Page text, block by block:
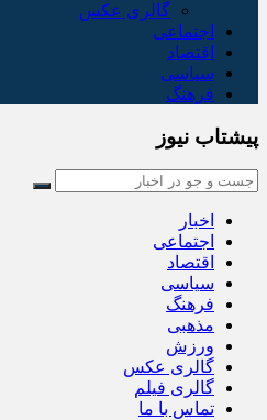
گالری عکس
اجتماعی
اقتصاد
سیاسی
فرهنگ
پیشتاب نیوز
اخبار
اجتماعی
اقتصاد
سیاسی
فرهنگ
مذهبی
ورزش
گالری عکس
گالری فیلم
تماس با ما